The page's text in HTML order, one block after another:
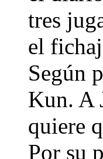
tres
el
Según
Kun. A
quiere
Por su